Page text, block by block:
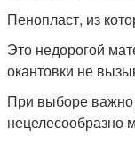
Пенопласт, из
Это недорогой
окантовки не
При выборе важно
нецелесообразно